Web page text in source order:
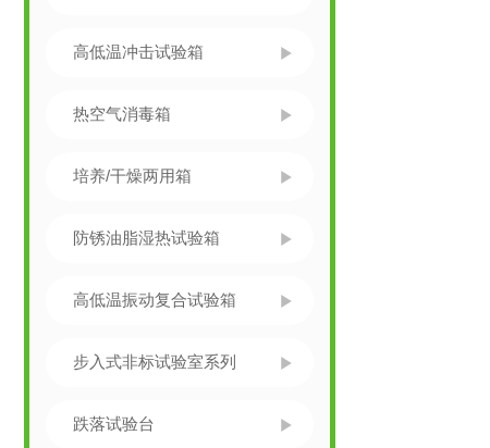
高低温冲击试验箱
热空气消毒箱
培养/干燥两用箱
防锈油脂湿热试验箱
高低温振动复合试验箱
步入式非标试验室系列
跌落试验台